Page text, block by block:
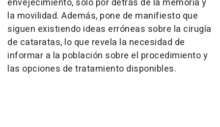
envejecimiento, solo por detrás de la memoria y
la movilidad. Además, pone de manifiesto que
siguen existiendo ideas erróneas sobre la cirugía
de cataratas, lo que revela la necesidad de
informar a la población sobre el procedimiento y
las opciones de tratamiento disponibles.